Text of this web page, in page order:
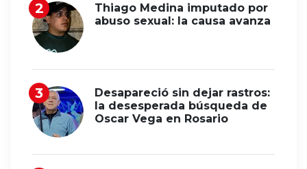
Thiago Medina imputado por
abuso sexual: la causa avanza
Desapareció sin dejar rastros:
la desesperada búsqueda de
Oscar Vega en Rosario